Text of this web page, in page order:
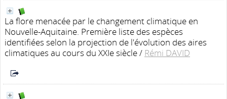
La flore menacée par le changement climatique en
Nouvelle-Aquitaine. Première liste des espèces
identifiées selon la projection de l'évolution des aires
climatiques au cours du XXIe siècle/ Rémi DAVID